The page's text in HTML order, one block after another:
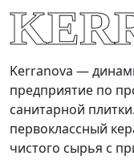
Kerranova —
предприятие по
санитарной
первоклассный
чистого сырья с